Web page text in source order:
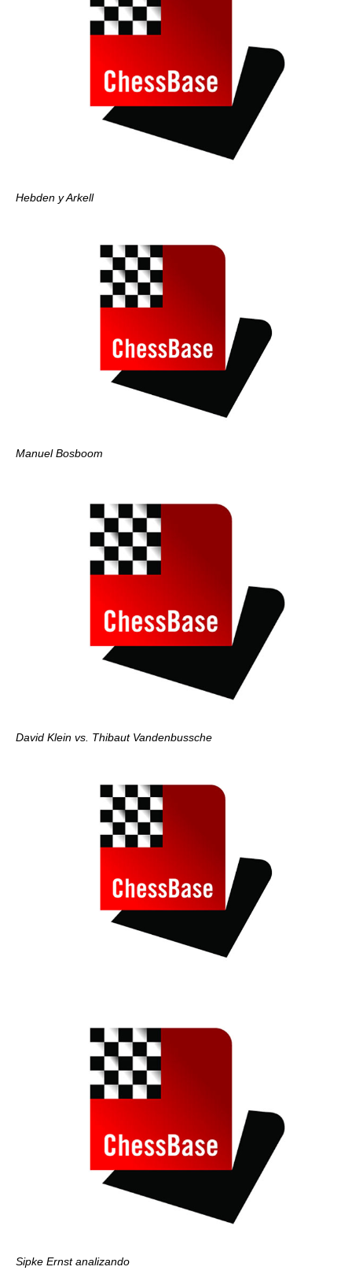
Hebden y Arkell
Manuel Bosboom
David Klein vs. Thibaut Vandenbussche
Sipke Ernst analizando